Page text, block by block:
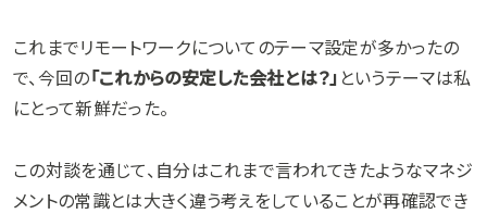
これまでリモートワークについてのテーマ設定が多かったの
で、今回の「これからの安定した会社とは？」 というテーマは私
にとって新鮮だった。
この対談を通じて、自分はこれまで言われてきたようなマネジ
メントの常識とは大きく違う考えをしていることが再確認でき